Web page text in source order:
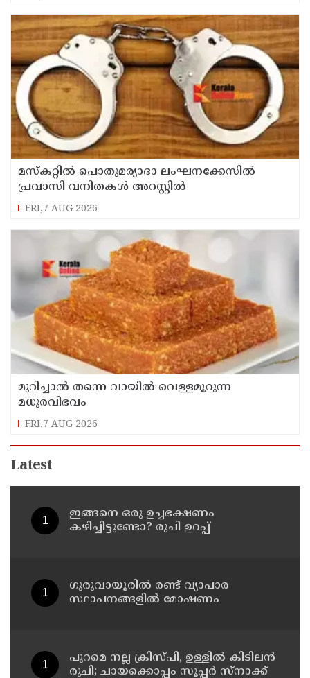
മസ്‌കറ്റില്‍ പൊതുമര്യാദാ ലംഘനക്കേസില്‍
പ്രവാസി വനിതകള്‍ അറസ്റ്റില്‍
FRI,7 AUG 2026
മുറിച്ചാൽ തന്നെ വായിൽ വെള്ളമൂറുന്ന
മധുരവിഭവം
FRI,7 AUG 2026
Latest
ഇങ്ങനെ ഒരു ഉച്ചഭക്ഷണം
കഴിച്ചിട്ടുണ്ടോ? രുചി ഉറപ്പ്
ഗുരുവായൂരിൽ രണ്ട് വ്യാപാര
സ്ഥാപനങ്ങളിൽ മോഷണം
പുറമെ നല്ല ക്രിസ്പി, ഉള്ളിൽ കിടിലൻ
രുചി; ചായക്കൊപ്പം സൂപ്പർ സ്നാക്ക്